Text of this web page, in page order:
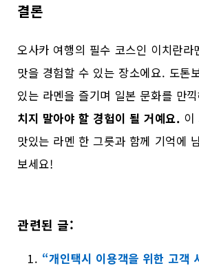
결론
오사카 여행의 필수 코스인 이치란라
맛을 경험할 수 있는 장소에요. 도톤
있는 라멘을 즐기며 일본 문화를 만
치지 말아야 할 경험이 될 거예요. 이
맛있는 라멘 한 그릇과 함께 기억에
보세요!
관련된 글:
“개인택시 이용객을 위한 고객